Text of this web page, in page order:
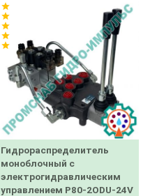
Гидрораспределитель
моноблочный с
электрогидравлическим
управлением Р80-2ODU-24V
star
star
star
star
star